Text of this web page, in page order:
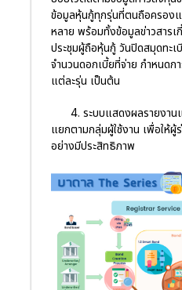
ข้อมูลหุ้นกู้ทุกรุ่นที่ตนถือครองแ
หลาย พร้อมทั้งข้อมูลข่าวสาร
ประชุมผู้ถือหุ้นกู้ วันปิดสมุดทะเ
จำนวนดอกเบี้ยที่จ่าย กำหนดก
แต่ละรุ่น เป็นต้น
4. ระบบแสดงผลรายงาน
แยกตามกลุ่มผู้ใช้งาน เพื่อให้ผู้
อย่างมีประสิทธิภาพ